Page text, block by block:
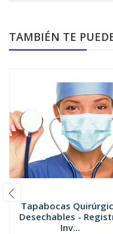
TAMBIÉN TE
Tapabocas
Desechables -
Inv...